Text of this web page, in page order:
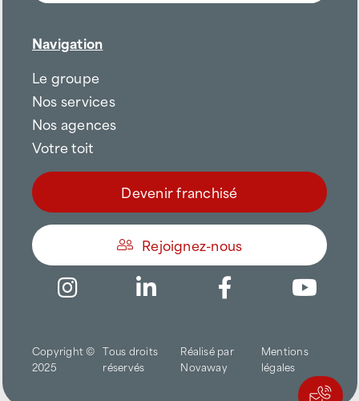
Navigation
Le groupe
Nos services
Nos agences
Votre toit
Devenir franchisé
Rejoignez-nous
Copyright ©
2025
Tous droits
réservés
Réalisé par
Novaway
Mentions
légales
Trouver une agence